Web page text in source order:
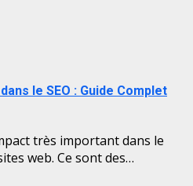
le SEO : Guide Complet
très important dans le
web. Ce sont des…